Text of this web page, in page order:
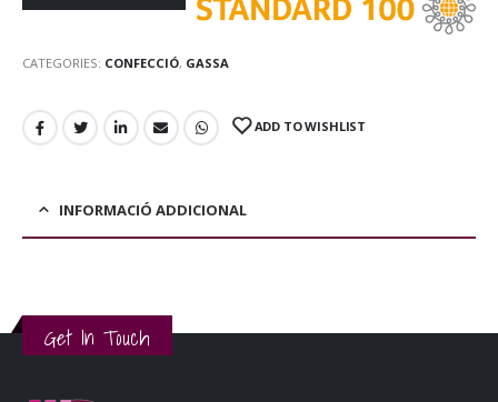
CATEGORIES: CONFECCIÓ, GASSA
ADD TO WISHLIST
INFORMACIÓ ADDICIONAL
Get In Touch